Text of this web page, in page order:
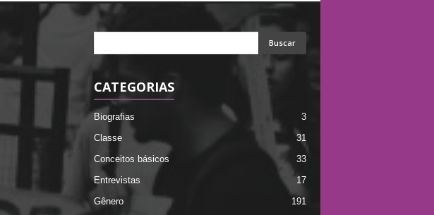
CATEGORIAS
Biografias
3
Classe
31
Conceitos básicos
33
Entrevistas
17
Gênero
191